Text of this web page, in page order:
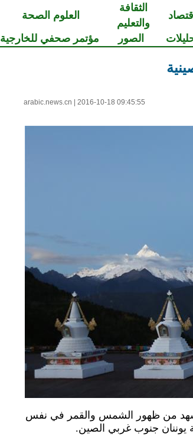
الثقافة
والتعليم
العلوم الصحة
الصور مؤتمر صحفي للخارجية
arabic.news.cn 2016-10-18 09:45:55
17 أكتوبر 2016 (شينخوا) في الصورة الملتقطة يوم 17 أكتوبر 2016، مشهد من ظهور الشمس والقمر في نفس
يوننان جنوب غربي الصين.